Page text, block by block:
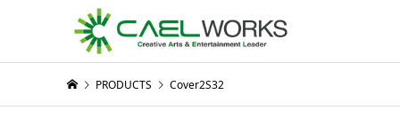
PRODUCTS Cover2S32